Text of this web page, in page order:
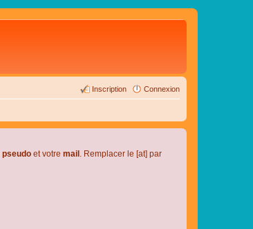
Connexion
Inscription
pseudo et votre mail . Remplacer le [at] par